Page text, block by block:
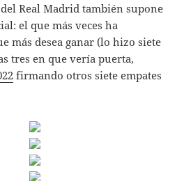
Real Madrid también supone
el que más veces ha
más desea ganar (lo hizo siete
tres en que vería puerta,
firmando otros siete empates